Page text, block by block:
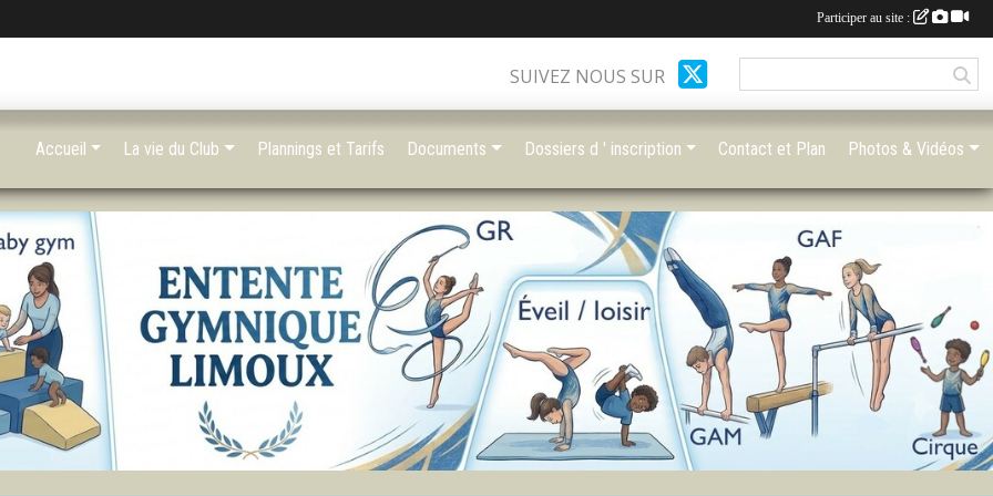
SUIVEZ NOUS SUR
Accueil La vie du Club Plannings et Tarifs Documents Dossiers d ' inscription Contact et Plan Photos & Vidéos
Participer au site :